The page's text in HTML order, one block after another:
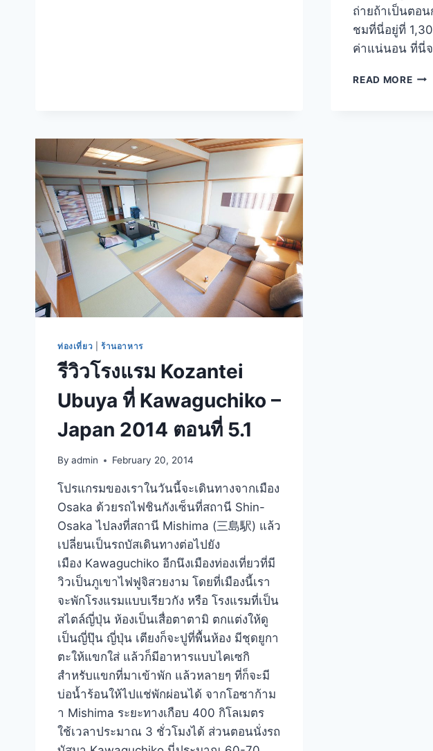
ถ่ายถ้าเป็นตอน
ชมที่นี่อยู่ที่
ค่าแน่นอน ที่นี่
READ MORE
ท่องเที่ยว ร้านอาหาร
รีวิวโรงแรม Kozantei
Ubuya ที่ Kawaguchiko –
Japan 2014 ตอนที่ 5.1
By admin February 20, 2014
โปรแกรมของเราในวันนี้จะเดินทางจากเมือง
Osaka ด้วยรถไฟชินกังเซ็นที่สถานี Shin-
Osaka ไปลงที่สถานี Mishima (三島駅) แล้ว
เปลี่ยนเป็นรถบัสเดินทางต่อไปยัง
เมือง Kawaguchiko อีกนึงเมืองท่องเที่ยวที่มี
วิวเป็นภูเขาไฟฟูจิสวยงาม โดยที่เมืองนี้เรา
จะพักโรงแรมแบบเรียวกัง หรือ โรงแรมที่เป็น
สไตล์ญี่ปุ่น ห้องเป็นเสื่อตาตามิ ตกแต่งให้ดู
เป็นญี่ปุ๊น ญี่ปุ่น เตียงก็จะปูที่พื้นห้อง มีชุดยูกา
ตะให้แขกใส่ แล้วก็มีอาหารแบบไคเซกิ
สำหรับแขกที่มาเข้าพัก แล้วหลายๆ ที่ก็จะมี
บ่อน้ำร้อนให้ไปแช่พักผ่อนได้ จากโอซาก้าม
า Mishima ระยะทางเกือบ 400 กิโลเมตร
ใช้เวลาประมาณ 3 ชั่วโมงได้ ส่วนตอนนั่งรถ